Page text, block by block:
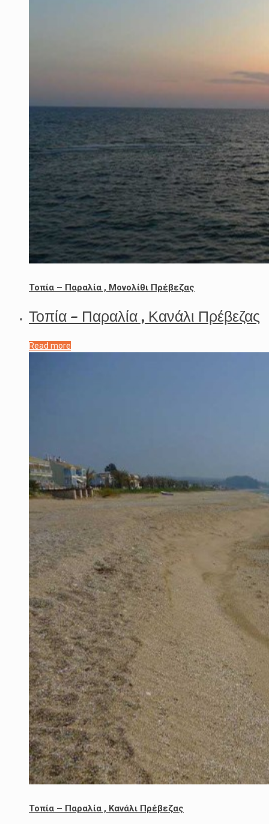
Τοπία – Παραλία , Μονολίθι Πρέβεζας
Τοπία – Παραλία , Κανάλι Πρέβεζας
Read more
Τοπία – Παραλία , Κανάλι Πρέβεζας